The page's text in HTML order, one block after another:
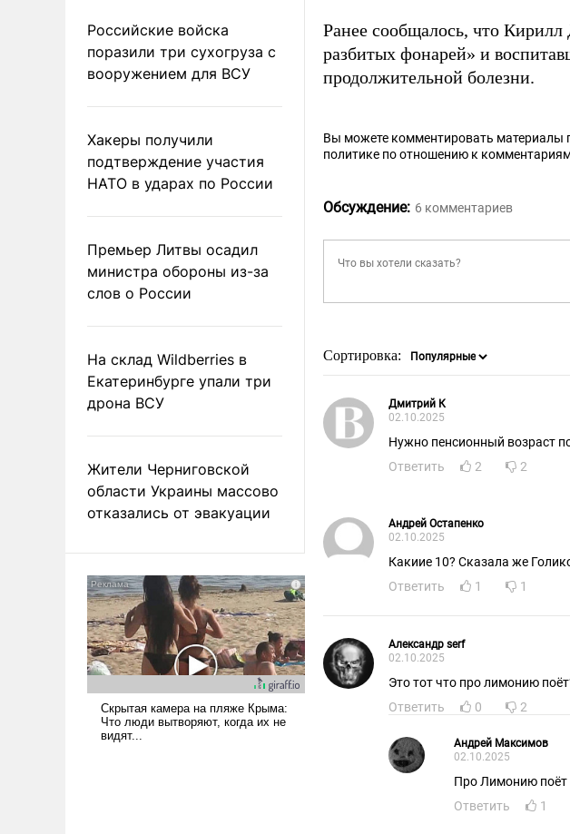
Российские войска
поразили три сухогруза с
вооружением для ВСУ
Хакеры получили
подтверждение участия
НАТО в ударах по России
Премьер Литвы осадил
министра обороны из-за
слов о России
На склад Wildberries в
Екатеринбурге упали три
дрона ВСУ
Жители Черниговской
области Украины массово
отказались от эвакуации
Ранее сообщалось, что Кирилл
разбитых фонарей» и
продолжительной болезни.
Вы можете комментировать материалы
политике по отношению к
Обсуждение: 6 комментариев
Сортировка:
Дмитрий К
02.10.2025
Нужно пенсионный возраст
Ответить
2 2
Андрей Остапенко
02.10.2025
Какиие 10? Сказала же
Ответить
1 1
Александр serf
02.10.2025
Это тот что про лимонию
Ответить
0 2
Андрей Максимов
02.10.2025
Про Лимонию
Ответить
1